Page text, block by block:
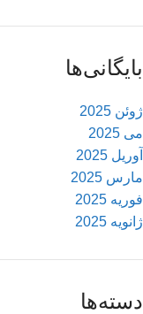
بایگانی‌ها
ژوئن 2025
می 2025
آوریل 2025
مارس 2025
فوریه 2025
ژانویه 2025
دسته‌ها